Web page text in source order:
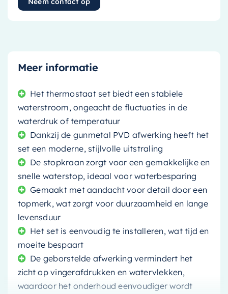
Meer informatie
Het thermostaat set biedt een stabiele
waterstroom, ongeacht de fluctuaties in de
waterdruk of temperatuur
Dankzij de gunmetal PVD afwerking heeft het
set een moderne, stijlvolle uitstraling
De stopkraan zorgt voor een gemakkelijke en
snelle waterstop, ideaal voor waterbesparing
Gemaakt met aandacht voor detail door een
topmerk, wat zorgt voor duurzaamheid en lange
levensduur
Het set is eenvoudig te installeren, wat tijd en
moeite bespaart
De geborstelde afwerking vermindert het
zicht op vingerafdrukken en watervlekken,
waardoor het onderhoud eenvoudiger wordt